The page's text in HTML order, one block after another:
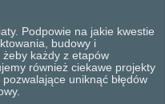
Podpowie na jakie kwestie
budowy i
każdy z etapów
również ciekawe projekty
uniknąć błędów